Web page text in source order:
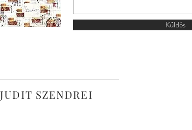
Küldés
JUDIT SZENDREI